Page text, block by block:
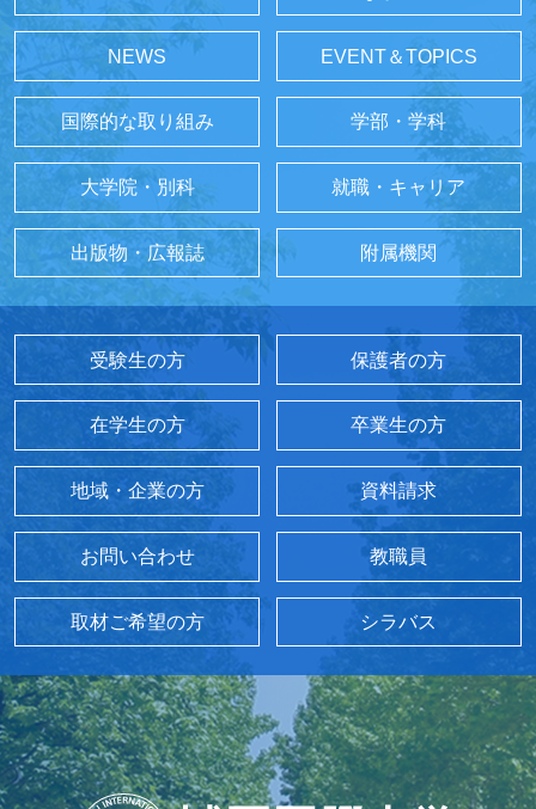
NEWS EVENT＆TOPICS
国際的な取り組み 学部・学科
大学院・別科 就職・キャリア
出版物・広報誌 附属機関
受験生の方 保護者の方
在学生の方 卒業生の方
地域・企業の方 資料請求
お問い合わせ 教職員
取材ご希望の方 シラバス